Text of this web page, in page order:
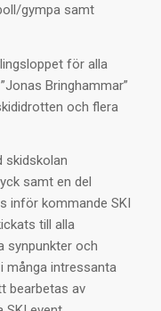
gympa samt
för alla
Bringhammar”
och flera
skidskolan
samt en del
inför kommande SKI
till alla
synpunkter och
många intressanta
bearbetas av